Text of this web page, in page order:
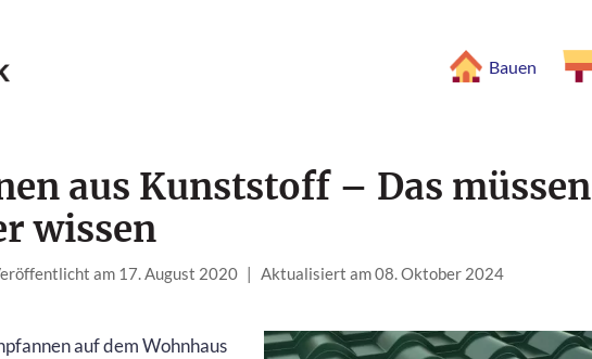
Bauen
aus Kunststoff – Das müssen
wissen
am 17. August 2020 | Aktualisiert am 08. Oktober 2024
auf dem Wohnhaus